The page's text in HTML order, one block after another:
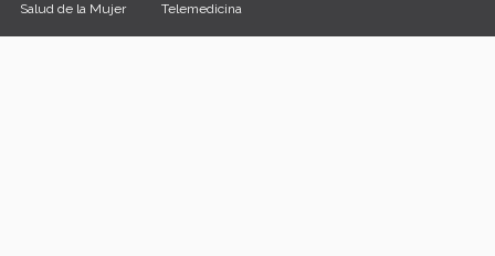
Salud de la Mujer Telemedicina